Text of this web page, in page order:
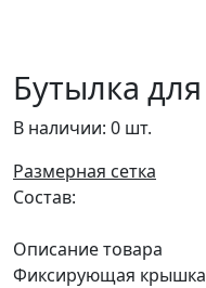
Бутылка
В наличии: 0 шт.
Размерная сетка
Состав:
Описание товара
Фиксирующая крышка